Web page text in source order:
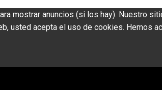
mostrar anuncios (si los hay). Nuestro
usted acepta el uso de cookies. Hemos